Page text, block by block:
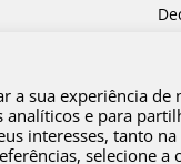
sua experiência de
e para
interesses, tanto
selecione a